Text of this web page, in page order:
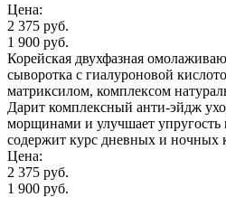
Цена:
2 375 руб.
1 900 руб.
Корейская двухфазная
сыворотка с гиалуроновой
матриксилом, комплексом
Дарит комплексный анти-эйдж
морщинами и улучшает
содержит курс дневных и ночных
Цена:
2 375 руб.
1 900 руб.